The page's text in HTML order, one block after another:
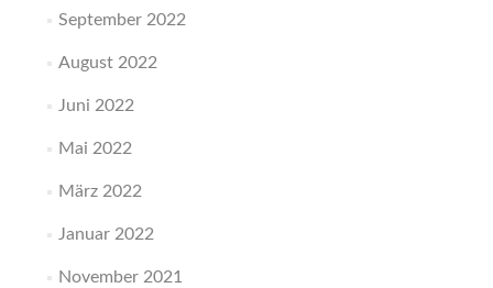
September 2022
August 2022
Juni 2022
Mai 2022
März 2022
Januar 2022
November 2021